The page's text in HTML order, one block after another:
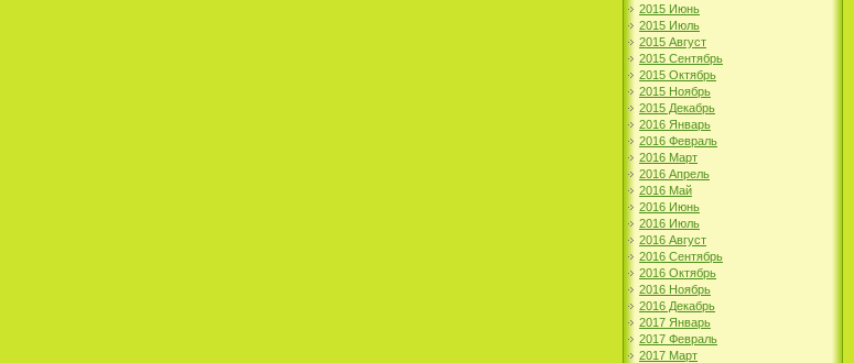
2015 Июнь
2015 Июль
2015 Август
2015 Сентябрь
2015 Октябрь
2015 Ноябрь
2015 Декабрь
2016 Январь
2016 Февраль
2016 Март
2016 Апрель
2016 Май
2016 Июнь
2016 Июль
2016 Август
2016 Сентябрь
2016 Октябрь
2016 Ноябрь
2016 Декабрь
2017 Январь
2017 Февраль
2017 Март